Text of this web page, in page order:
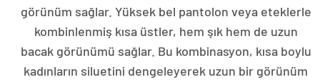
görünüm sağlar. Yüksek bel pantolon veya eteklerle
kombinlenmiş kısa üstler, hem şık hem de uzun
bacak görünümü sağlar. Bu kombinasyon, kısa boylu
kadınların siluetini dengeleyerek uzun bir görünüm